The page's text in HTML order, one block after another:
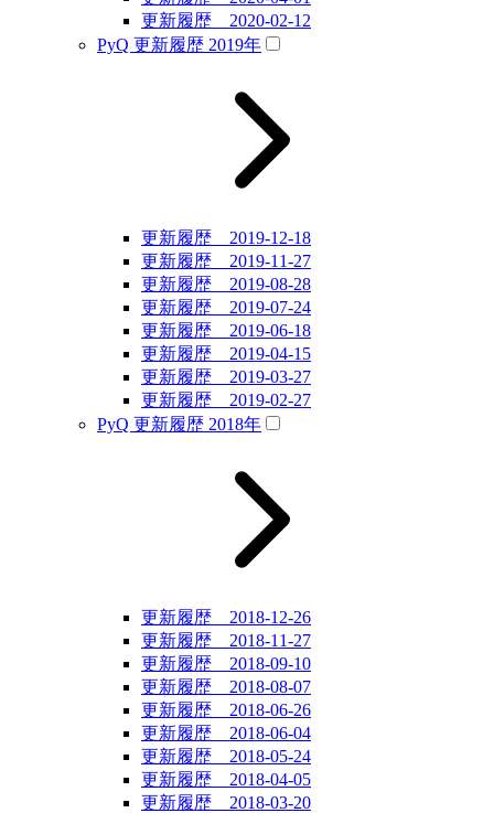
更新履歴 2020-02-12
PyQ 更新履歴 2019年
更新履歴 2019-12-18
更新履歴 2019-11-27
更新履歴 2019-08-28
更新履歴 2019-07-24
更新履歴 2019-06-18
更新履歴 2019-04-15
更新履歴 2019-03-27
更新履歴 2019-02-27
PyQ 更新履歴 2018年
更新履歴 2018-12-26
更新履歴 2018-11-27
更新履歴 2018-09-10
更新履歴 2018-08-07
更新履歴 2018-06-26
更新履歴 2018-06-04
更新履歴 2018-05-24
更新履歴 2018-04-05
更新履歴 2018-03-20